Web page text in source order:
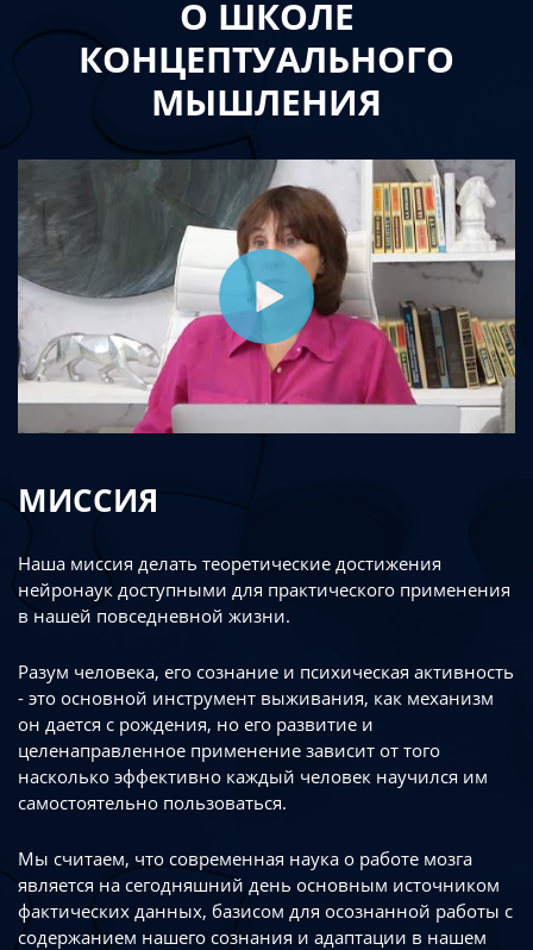
О ШКОЛЕ
КОНЦЕПТУАЛЬНОГО
МЫШЛЕНИЯ
МИССИЯ
Наша миссия делать теоретические достижения
нейронаук доступными для практического применения
в нашей повседневной жизни.
Разум человека, его сознание и психическая активность
- это основной инструмент выживания, как механизм
он дается с рождения, но его развитие и
целенаправленное применение зависит от того
насколько эффективно каждый человек научился им
самостоятельно пользоваться.
Мы считаем, что современная наука о работе мозга
является на сегодняшний день основным источником
фактических данных, базисом для осознанной работы с
содержанием нашего сознания и адаптации в нашем